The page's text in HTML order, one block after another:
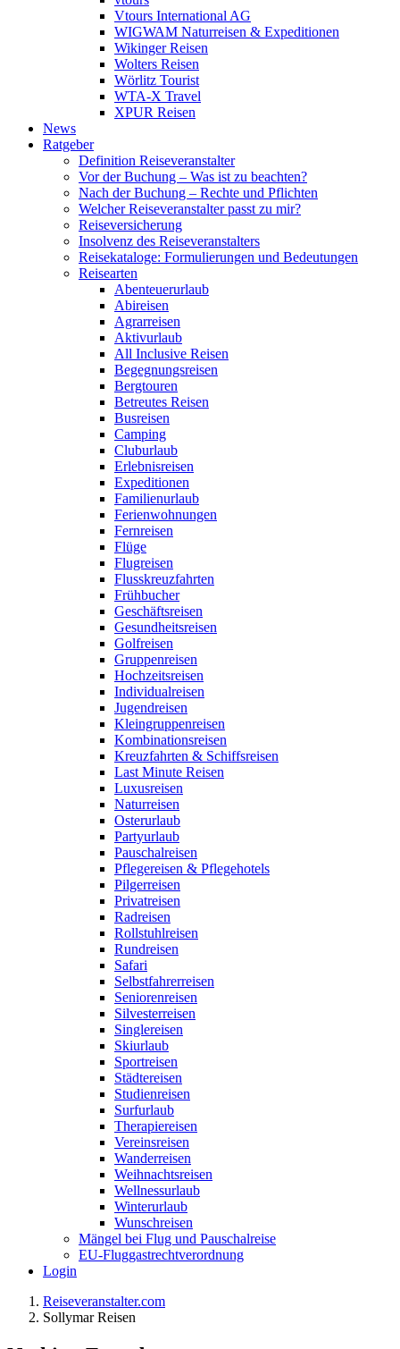
Vtours International AG
WIGWAM Naturreisen & Expeditionen
Wikinger Reisen
Wolters Reisen
Wörlitz Tourist
WTA-X Travel
XPUR Reisen
News
Ratgeber
Definition Reiseveranstalter
Vor der Buchung – Was ist zu beachten?
Nach der Buchung – Rechte und Pflichten
Welcher Reiseveranstalter passt zu mir?
Reiseversicherung
Insolvenz des Reiseveranstalters
Reisekataloge: Formulierungen und Bedeutungen
Reisearten
Abenteuerurlaub
Abireisen
Agrarreisen
Aktivurlaub
All Inclusive Reisen
Begegnungsreisen
Bergtouren
Betreutes Reisen
Busreisen
Camping
Cluburlaub
Erlebnisreisen
Expeditionen
Familienurlaub
Ferienwohnungen
Fernreisen
Flüge
Flugreisen
Flusskreuzfahrten
Frühbucher
Geschäftsreisen
Gesundheitsreisen
Golfreisen
Gruppenreisen
Hochzeitsreisen
Individualreisen
Jugendreisen
Kleingruppenreisen
Kombinationsreisen
Kreuzfahrten & Schiffsreisen
Last Minute Reisen
Luxusreisen
Naturreisen
Osterurlaub
Partyurlaub
Pauschalreisen
Pflegereisen & Pflegehotels
Pilgerreisen
Privatreisen
Radreisen
Rollstuhlreisen
Rundreisen
Safari
Selbstfahrerreisen
Seniorenreisen
Silvesterreisen
Singlereisen
Skiurlaub
Sportreisen
Städtereisen
Studienreisen
Surfurlaub
Therapiereisen
Vereinsreisen
Wanderreisen
Weihnachtsreisen
Wellnessurlaub
Winterurlaub
Wunschreisen
Mängel bei Flug und Pauschalreise
EU-Fluggastrechtverordnung
Login
Reiseveranstalter.com
Sollymar Reisen